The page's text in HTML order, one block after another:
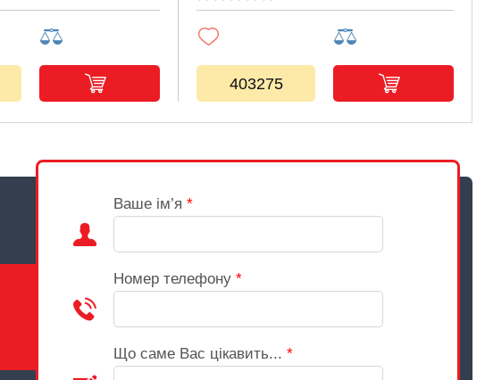
403275
Ваше ім’я *
Номер телефону *
Що саме Вас цікавить... *